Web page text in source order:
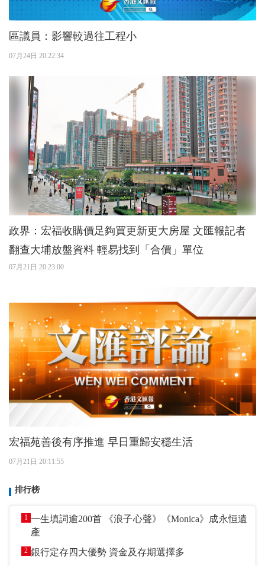
區議員：影響較過往工程小
07月24日 20:22:34
政界：宏福收購價足夠買更新更大房屋 文匯報記者
翻查大埔放盤資料 輕易找到「合價」單位
07月21日 20:23:00
宏福苑善後有序推進 早日重歸安穩生活
07月21日 20:11:55
排行榜
1 一生填詞逾200首 《浪子心聲》《Monica》成永恒遺
產
2 銀行定存四大優勢 資金及存期選擇多